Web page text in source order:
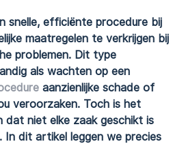
snelle, efficiënte procedure bij
maatregelen te verkrijgen bij
problemen. Dit type
als wachten op een
aanzienlijke schade of
veroorzaken. Toch is het
dat niet elke zaak geschikt is
dit artikel leggen we precies